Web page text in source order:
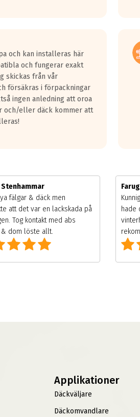
och kan installeras här
och fungerar exakt
skickas från vår
försäkras i förpackningar
ingen anledning att oroa
och/eller däck kommer att
Stenhammar
fälgar & däck men
att det var en lackskada på
Tog kontakt med abs
dom löste allt.
hade
Applikationer
Däckväljare
Däckomvandlare